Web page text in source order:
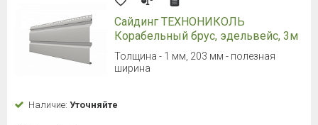
Сайдинг ТЕХНОНИКОЛЬ
Корабельный брус, эдельвейс, 3м
Толщина - 1 мм, 203 мм - полезная
ширина
Наличие: Уточняйте